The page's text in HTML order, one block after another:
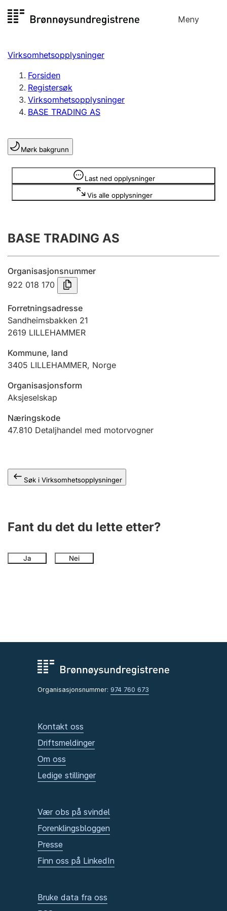
til
Meny
Registersøk
Aksjeselskap
Enkeltpersonforetak
Registrere, endre, slette
Lag og forening
Registrere, endre, slette
Årsregnskap
Innsending og forsinkelsesgebyr
Tinglysing
Jeger
Ektepaktveileder
Offentlig sektor
Virksomhetsopplysninger
Forsiden
Registersøk
Virksomhetsopplysninger
BASE TRADING AS
Mørk bakgrunn
Last ned opplysninger
Vis alle opplysninger
Opplysninger er skjult
BASE TRADING AS
Organisasjonsnummer
922 018 170
Forretningsadresse
Sandheimsbakken 21
2619 LILLEHAMMER
Kommune, land
3405 LILLEHAMMER, Norge
Organisasjonsform
Aksjeselskap
Næringskode
47.810 Detaljhandel med motorvogner
Søk i Virksomhetsopplysninger
Fant du det du lette etter?
Ja Nei
Organisasjonsnummer: 974 760 673
Kontakt oss
Driftsmeldinger
Om oss
Ledige stillinger
Vær obs på svindel
Forenklingsbloggen
Presse
Finn oss på LinkedIn
Bruke data fra oss